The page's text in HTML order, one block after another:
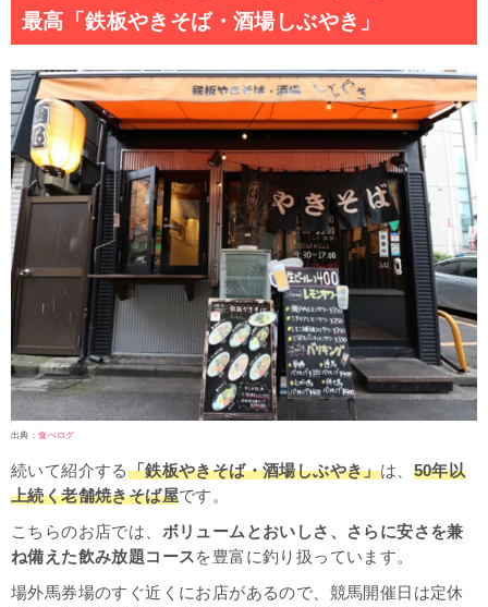
最高「鉄板やきそば・酒場しぶやき」
出典：食べログ
続いて紹介する「鉄板やきそば・酒場しぶやき」は、 50年以
上続く老舗焼きそば屋です。
こちらのお店では、 ボリュームとおいしさ、さらに安さを兼
ね備えた飲み放題コースを豊富に釣り扱っています。
場外馬券場のすぐ近くにお店があるので、競馬開催日は定休